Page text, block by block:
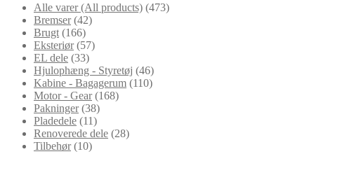
Alle varer (All products) (473)
Bremser (42)
Brugt (166)
Eksteriør (57)
EL dele (33)
Hjulophæng - Styretøj (46)
Kabine - Bagagerum (110)
Motor - Gear (168)
Pakninger (38)
Pladedele (11)
Renoverede dele (28)
Tilbehør (10)